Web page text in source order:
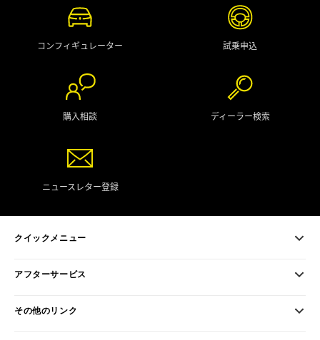
コンフィギュレーター 試乗申込
購入相談 ディーラー検索
ニュースレター登録
クイックメニュー
アフターサービス
その他のリンク